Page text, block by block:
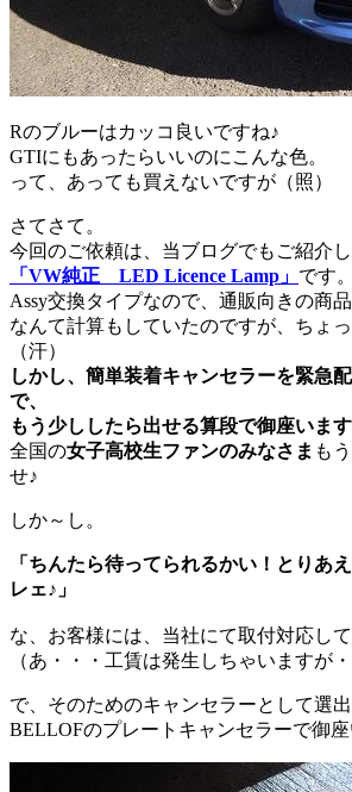
Rのブルーはカッコ良いですね♪
GTIにもあったらいいのにこんな色。
って、あっても買えないですが（照）
さてさて。
今回のご依頼は、当ブログでもご紹介し
「VW純正 LED Licence Lamp」 です。
Assy交換タイプなので、通販向きの商
なんて計算もしていたのですが、ちょ
（汗）
しかし、簡単装着キャンセラーを緊急
で、
もう少ししたら出せる算段で御座います
全国の女子高校生ファンのみなさま も
せ♪
しか～し。
「ちんたら待ってられるかい！とりあ
レェ♪」
な、お客様には、当社にて取付対応して
（あ・・・工賃は発生しちゃいますが・
で、そのためのキャンセラーとして選出
BELLOFのプレートキャンセラーで御座